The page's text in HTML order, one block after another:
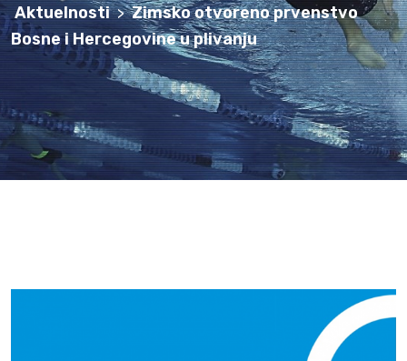
Aktuelnosti > Zimsko otvoreno prvenstvo
Bosne i Hercegovine u plivanju